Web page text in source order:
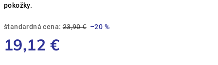
pokožky.
štandardná cena: 23,90 € –20 %
19,12 €